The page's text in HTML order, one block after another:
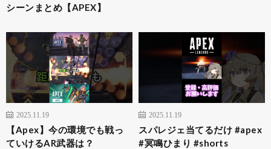
シーンまとめ【APEX】
2025.11.19
【Apex】今の環境でも戦っ
ていけるAR武器は？
2025.11.19
スパレジェ当てるだけ #apex
#冥鳴ひまり #shorts